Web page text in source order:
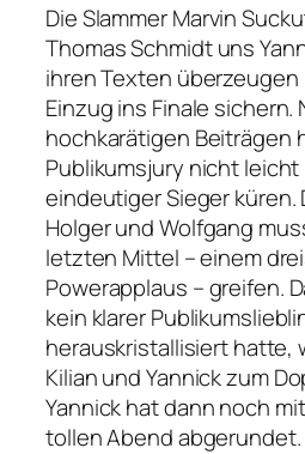
Die Slammer Marvin
Thomas Schmidt uns
ihren Texten
Einzug ins Finale sichern.
hochkarätigen Beiträgen
Publikumsjury nicht
eindeutiger Sieger küren.
Holger und Wolfgang
letzten Mittel – einem
Powerapplaus – greifen.
kein klarer
herauskristallisiert hatte,
Kilian und Yannick zum
Yannick hat dann noch
tollen Abend abgerundet.